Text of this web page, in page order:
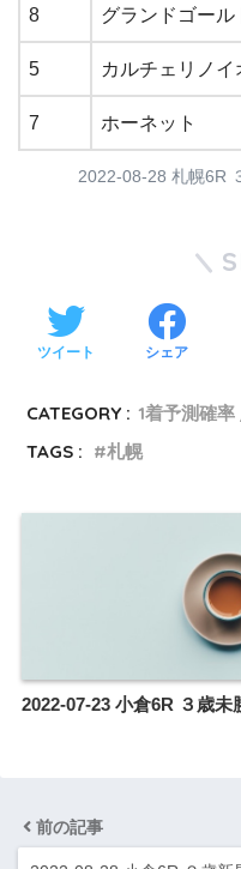
8 グランドゴール
5 カルチェリノイ
7 ホーネット
2022-08-28 札幌6R
ツイート シェア
CATEGORY : 1着予測確率
TAGS :
札幌
2022-07-23 小倉6R ３歳未
前の記事